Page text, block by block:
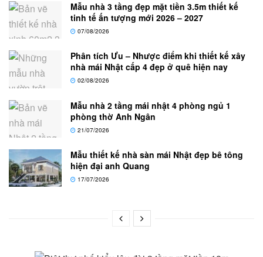
Mẫu nhà 3 tầng đẹp mặt tiền 3.5m thiết kế
tinh tế ấn tượng mới 2026 – 2027
07/08/2026
Phân tích Ưu – Nhược điểm khi thiết kế xây
nhà mái Nhật cấp 4 đẹp ở quê hiện nay
02/08/2026
Mẫu nhà 2 tầng mái nhật 4 phòng ngủ 1
phòng thờ Anh Ngân
21/07/2026
Mẫu thiết kế nhà sàn mái Nhật đẹp bê tông
hiện đại anh Quang
17/07/2026